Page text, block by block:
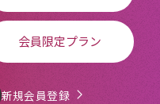
会員限定プラン
新規会員登録